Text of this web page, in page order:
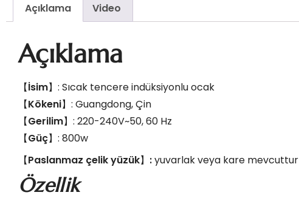
Açıklama Video
Açıklama
【İsim】: Sıcak tencere indüksiyonlu ocak
【Kökeni】: Guangdong, Çin
【Gerilim】: 220-240V~50, 60 Hz
【Güç】: 800w
【Paslanmaz çelik yüzük】 :yuvarlak veya kare mevcuttur
Özellik